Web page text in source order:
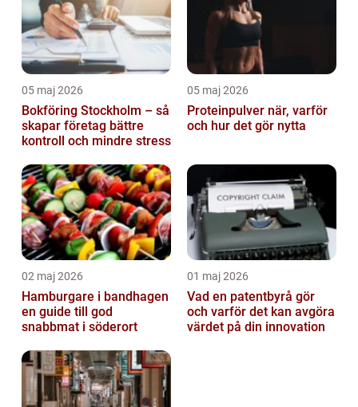
05 maj 2026
Bokföring Stockholm – så
skapar företag bättre
kontroll och mindre stress
05 maj 2026
Proteinpulver när, varför
och hur det gör nytta
02 maj 2026
Hamburgare i bandhagen
en guide till god
snabbmat i söderort
01 maj 2026
Vad en patentbyrå gör
och varför det kan avgöra
värdet på din innovation